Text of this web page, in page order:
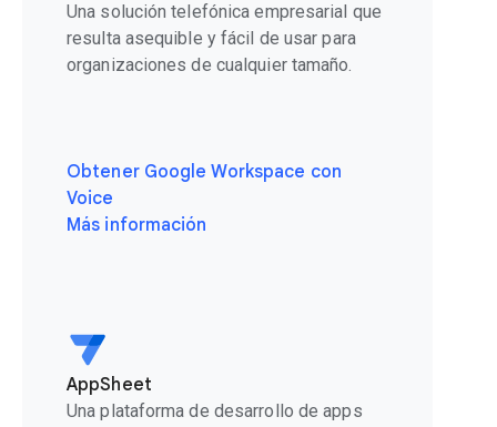
Una solución telefónica empresarial que
resulta asequible y fácil de usar para
organizaciones de cualquier tamaño.
Obtener Google Workspace con
Voice
Más información
AppSheet
Una plataforma de desarrollo de apps